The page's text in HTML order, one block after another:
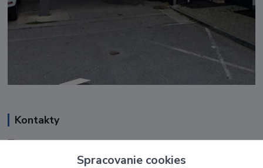
Kontakty
+421 948 050 205
Spracovanie cookies